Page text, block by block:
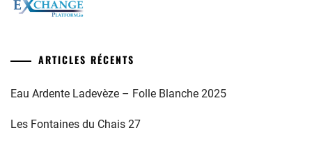
ARTICLES RÉCENTS
Eau Ardente Ladevèze – Folle Blanche 2025
Les Fontaines du Chais 27